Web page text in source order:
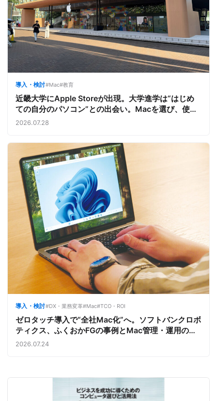
導入・検討#Mac#教育
近畿大学にApple Storeが出現。大学進学は“はじめ
ての自分のパソコン”との出会い。Macを選び、使う
魅力と楽しさを、夏のオープンキャンパスでアピール
2026.07.28
導入・検討#DX・業務変革#Mac#TCO・ROI
ゼロタッチ導入で“全社Mac化”へ。ソフトバンクロボ
ティクス、ふくおかFGの事例とMac管理・運用の強
み【今週のAppleビジネストレンド】
2026.07.24